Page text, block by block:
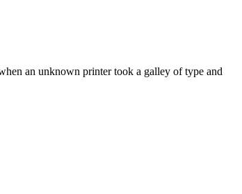
an unknown printer took a galley of type and